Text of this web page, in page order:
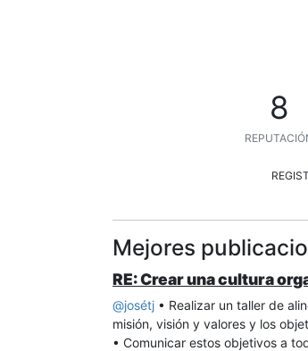
8
Mejores
RE: Crear una cultura
@josétj • Realizar un taller de
misión, visión y valores y los
• Comunicar estos objetivos a